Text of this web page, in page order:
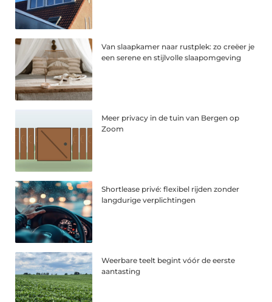
Van slaapkamer naar rustplek: zo creëer je
een serene en stijlvolle slaapomgeving
Meer privacy in de tuin van Bergen op
Zoom
Shortlease privé: flexibel rijden zonder
langdurige verplichtingen
Weerbare teelt begint vóór de eerste
aantasting